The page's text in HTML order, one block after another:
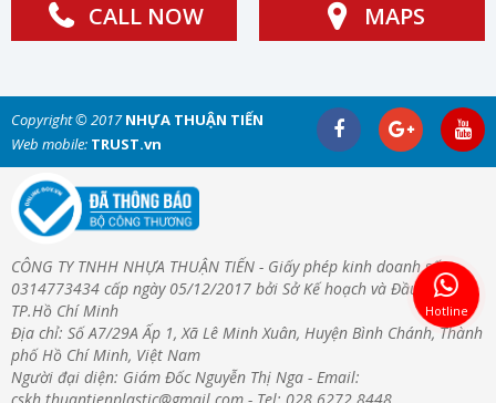
CALL NOW MAPS
Copyright © 2017NHỰA THUẬN TIẾN
Web mobile: TRUST.vn
CÔNG TY TNHH NHỰA THUẬN TIẾN - Giấy phép kinh doanh số:
0314773434 cấp ngày 05/12/2017 bởi Sở Kế hoạch và Đầu Tư
TP.Hồ Chí Minh
Địa chỉ: Số A7/29A Ấp 1, Xã Lê Minh Xuân, Huyện Bình Chánh, Thành
phố Hồ Chí Minh, Việt Nam
Người đại diện: Giám Đốc Nguyễn Thị Nga - Email:
Hotline